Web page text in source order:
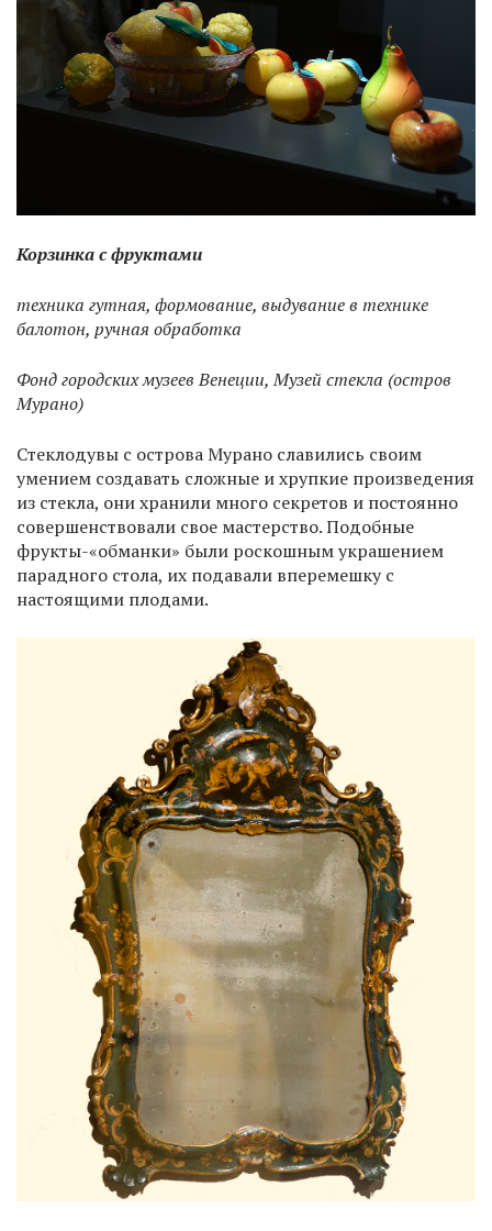
Корзинка с фруктами
техника гутная, формование, выдувание в технике
балотон, ручная обработка
Фонд городских музеев Венеции, Музей стекла (остров
Мурано)
Стеклодувы с острова Мурано славились своим
умением создавать сложные и хрупкие произведения
из стекла, они хранили много секретов и постоянно
совершенствовали свое мастерство. Подобные
фрукты-«обманки» были роскошным украшением
парадного стола, их подавали вперемешку с
настоящими плодами.